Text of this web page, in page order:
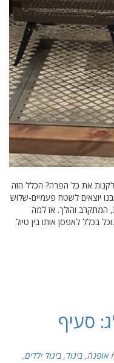
לקנות את כל הפרה? הכלל הזה
יוצאים לשטח פעמיים-שלוש
המתקרב והולך. אז למה
בדירה נוכל בכלל לאפסן אותו בין טיול
סעיף
אופנה,ביגוד,ביגוד ילדים,